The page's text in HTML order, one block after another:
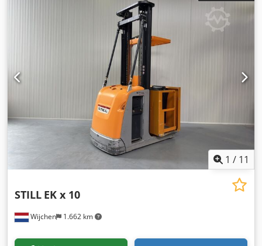
1 / 11
Wijchen 1.662 km
STILL EK x 10